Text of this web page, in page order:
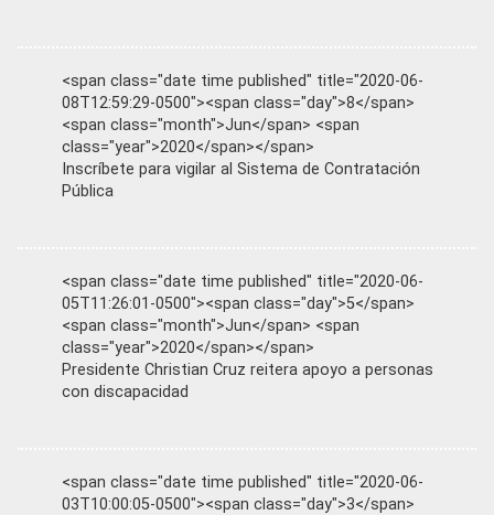
<span class="date time published" title="2020-06-
08T12:59:29-0500"><span class="day">8</span>
<span class="month">Jun</span> <span
class="year">2020</span></span>
Inscríbete para vigilar al Sistema de Contratación
Pública
<span class="date time published" title="2020-06-
05T11:26:01-0500"><span class="day">5</span>
<span class="month">Jun</span> <span
class="year">2020</span></span>
Presidente Christian Cruz reitera apoyo a personas
con discapacidad
<span class="date time published" title="2020-06-
03T10:00:05-0500"><span class="day">3</span>